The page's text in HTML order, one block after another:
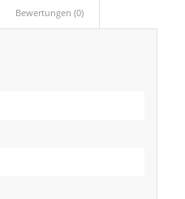
Bewertungen (0)